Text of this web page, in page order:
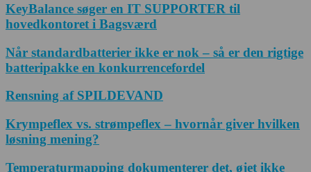
KeyBalance søger en IT SUPPORTER til
hovedkontoret i Bagsværd
Når standardbatterier ikke er nok – så er den rigtige
batteripakke en konkurrencefordel
Rensning af SPILDEVAND
Krympeflex vs. strømpeflex – hvornår giver hvilken
løsning mening?
Temperaturmapping dokumenterer det, øjet ikke